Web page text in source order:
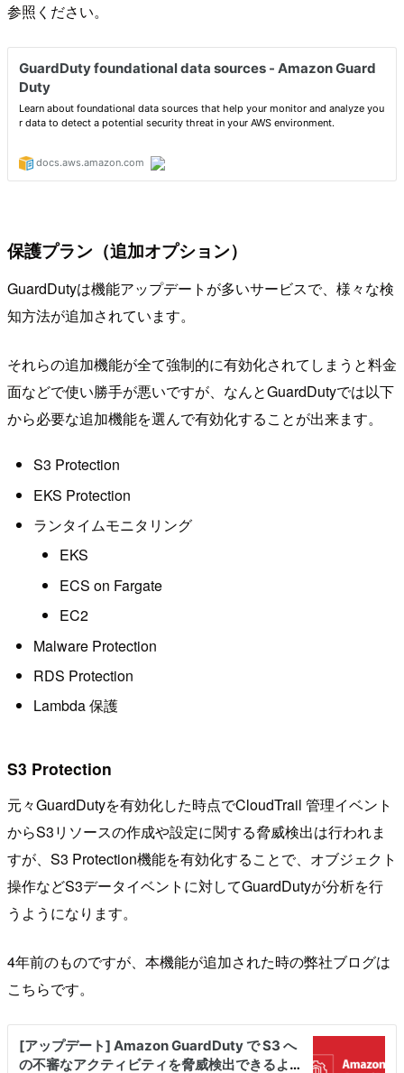
参照ください。
保護プラン（追加オプション）
GuardDutyは機能アップデートが多いサービスで、様々な検
知方法が追加されています。
それらの追加機能が全て強制的に有効化されてしまうと料金
面などで使い勝手が悪いですが、なんとGuardDutyでは以下
から必要な追加機能を選んで有効化することが出来ます。
S3 Protection
EKS Protection
ランタイムモニタリング
EKS
ECS on Fargate
EC2
Malware Protection
RDS Protection
Lambda 保護
S3 Protection
元々GuardDutyを有効化した時点でCloudTrail 管理イベント
からS3リソースの作成や設定に関する脅威検出は行われま
すが、S3 Protection機能を有効化することで、オブジェクト
操作などS3データイベントに対してGuardDutyが分析を行
うようになります。
4年前のものですが、本機能が追加された時の弊社ブログは
こちらです。